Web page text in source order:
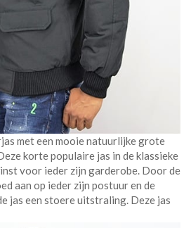
met een mooie natuurlijke grote
korte populaire jas in de klassieke
voor ieder zijn garderobe. Door de
aan op ieder zijn postuur en de
jas een stoere uitstraling. Deze jas